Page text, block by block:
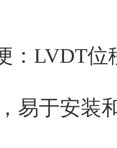
： LVDT位
易于安装